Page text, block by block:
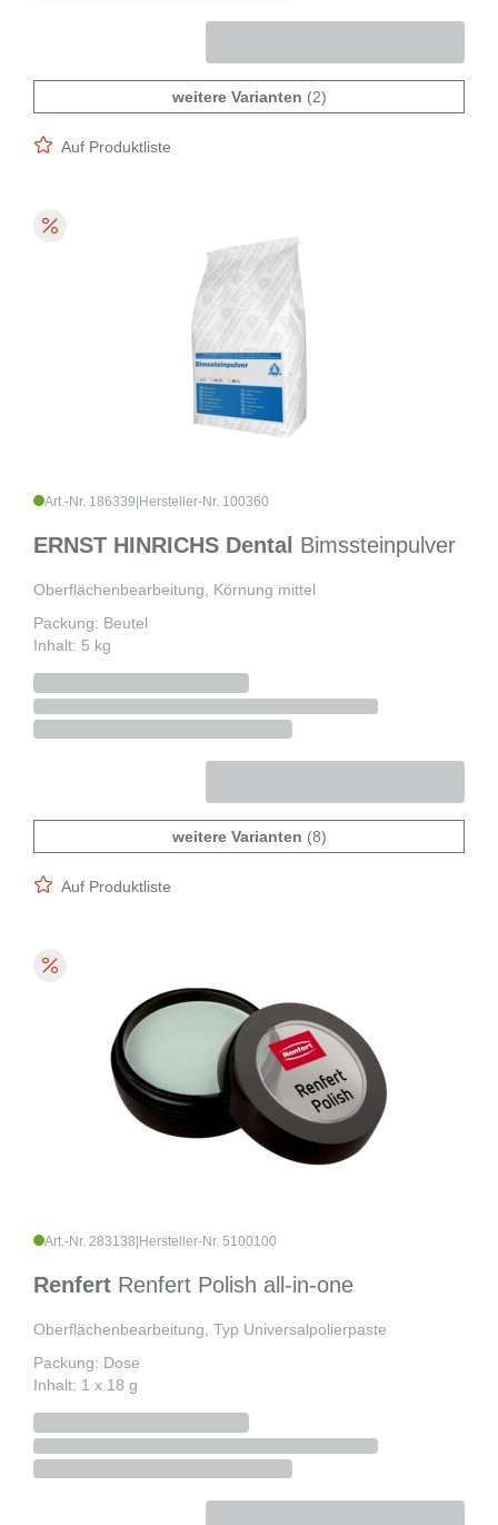
weitere Varianten (2)
Auf Produktliste
Art.-Nr. 186339 Hersteller-Nr. 100360
ERNST HINRICHS Dental Bimssteinpulver
Oberflächenbearbeitung, Körnung mittel
Packung: Beutel
Inhalt: 5 kg
weitere Varianten (8)
Auf Produktliste
Art.-Nr. 283138 Hersteller-Nr. 5100100
Renfert Renfert Polish all-in-one
Oberflächenbearbeitung, Typ Universalpolierpaste
Packung: Dose
Inhalt: 1 x 18 g